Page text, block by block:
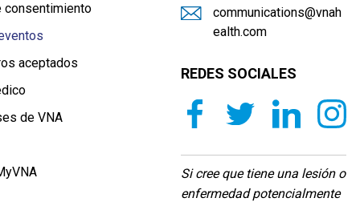
consentimiento
aceptados
de VNA
communications@vnah
ealth.com
REDES SOCIALES
Si cree que tiene una lesión o
enfermedad potencialmente